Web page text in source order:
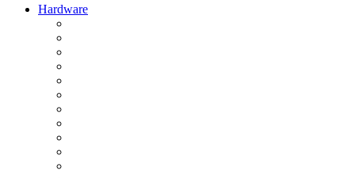
Hardware